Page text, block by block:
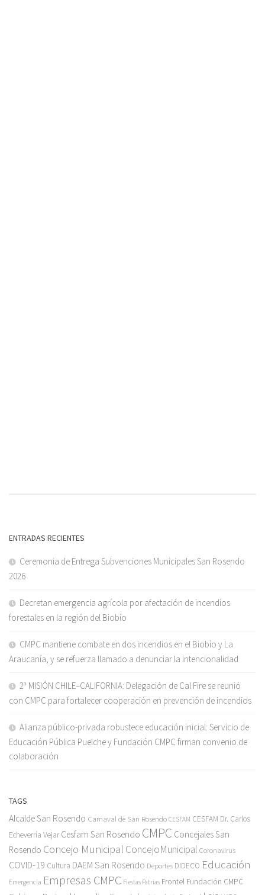
ENTRADAS RECIENTES
Ceremonia de Entrega Subvenciones Municipales San Rosendo
2026
Decretan emergencia agrícola por afectación de incendios
forestales en la región del Biobío
CMPC mantiene combate en dos incendios en el Biobío y La
Araucanía, y se refuerza llamado a denunciar la intencionalidad
2ª MISIÓN CHILE–CALIFORNIA: Delegación de Cal Fire se reunió
con CMPC para fortalecer cooperación en prevención de incendios
Alianza público-privada robustece educación inicial: Servicio de
Educación Pública Puelche y Fundación CMPC firman convenio de
colaboración
TAGS
Alcalde San Rosendo Carnaval de San Rosendo CESFAM CESFAM Dr. Carlos
Echeverría Vejar Cesfam San Rosendo CMPC Concejales San
Rosendo Concejo Municipal ConcejoMunicipal Coronavirus
COVID-19 Cultura DAEM San Rosendo Deportes DIDECO Educación
Emergencia Empresas CMPC Fiestas Patrias Frontel Fundación CMPC